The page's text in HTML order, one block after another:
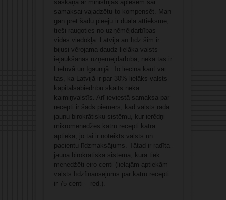
saskaņā ar ministrijas aplēsēm šai
samaksai vajadzētu to kompensēt. Man
gan pret šādu pieeju ir duāla attieksme,
tieši raugoties no uzņēmējdarbības
vides viedokļa. Latvijā arī līdz šim ir
bijusi vērojama daudz lielāka valsts
iejaukšanās uzņēmējdarbībā, nekā tas ir
Lietuvā un Igaunijā. To liecina kaut vai
tas, ka Latvijā ir par 30% lielāks valsts
kapitālsabiedrību skaits nekā
kaimiņvalstīs. Arī ieviestā samaksa par
recepti ir šāds piemērs, kad valsts rada
jaunu birokrātisku sistēmu, kur ierēdņi
mikromenedžēs katru recepti katrā
aptiekā, jo tai ir noteikts valsts un
pacientu līdzmaksājums. Tātad ir radīta
jauna birokrātiska sistēma, kurā tiek
menedžēti eiro centi (lielajām aptiekām
valsts līdzfinansējums par katru recepti
ir 75 centi – red.).